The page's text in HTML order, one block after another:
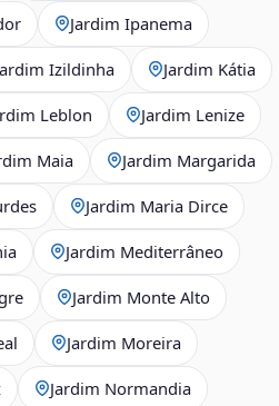
Jardim Ipanema
Izildinha Jardim Kátia
Leblon Jardim Lenize
Maia Jardim Margarida
Jardim Maria Dirce
Jardim Mediterrâneo
Jardim Monte Alto
Jardim Moreira
Jardim Normandia